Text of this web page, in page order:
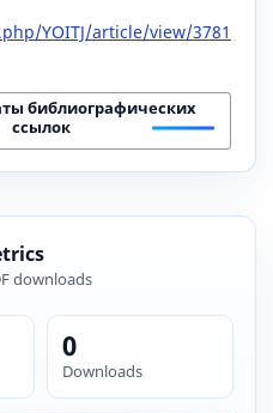
YOITJ/article/view/3781
библиографических
ссылок
downloads
0
Downloads